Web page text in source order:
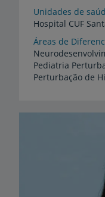
Unidades de
Hospital CUF
Áreas de
Pediatria